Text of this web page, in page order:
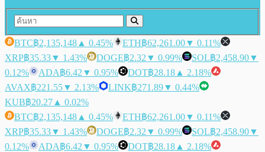
BTC฿2,135,148 ▲ 0.45% ETH฿62,261.00▼ 0.11%
XRP฿35.33▼ 1.43% DOGE฿2.32 ▼ 0.99% SOL฿2,458.90▼
0.12%
ADA฿6.42 ▼ 0.95% DOT฿28.18 ▲ 2.18%
AVAX฿221.55▼ 2.13% LINK฿271.89▼ 0.44%
KUB฿20.27 ▲ 0.02%
BTC฿2,135,148 ▲ 0.45% ETH฿62,261.00▼ 0.11%
XRP฿35.33▼ 1.43% DOGE฿2.32 ▼ 0.99% SOL฿2,458.90▼
0.12%
ADA฿6.42 ▼ 0.95% DOT฿28.18 ▲ 2.18%